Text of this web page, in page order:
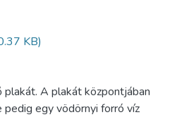
KB)
A plakát központjában
egy vödörnyi forró víz